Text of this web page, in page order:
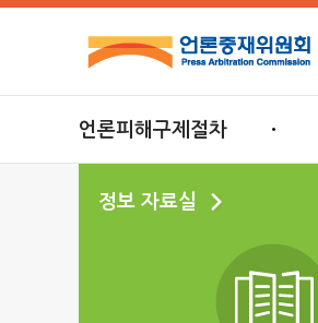
언론피해구제절차
정보 자료실